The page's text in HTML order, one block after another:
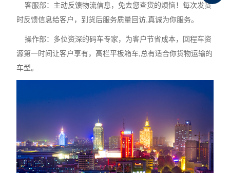
客服部：主动反馈物流信息，免去您查货的烦恼！每次发货
时反馈信息给客户，到货后服务质量回访,真诚为你服务。
操作部：多位资深的码车专家，为客户节省成本，回程车资
源第一时间让客户享有，高栏平板箱车,总有适合你货物运输的
车型。